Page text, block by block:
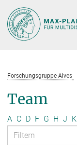
Hauptinhalt
Forschungsgruppe Alves
Team
A C D F G H J K